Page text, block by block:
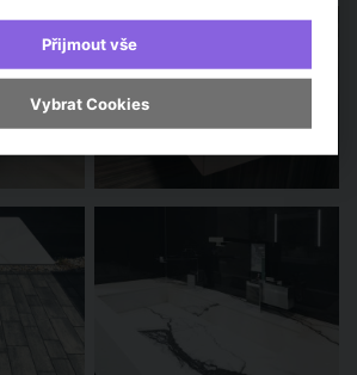
Přijmout vše
Vybrat Cookies